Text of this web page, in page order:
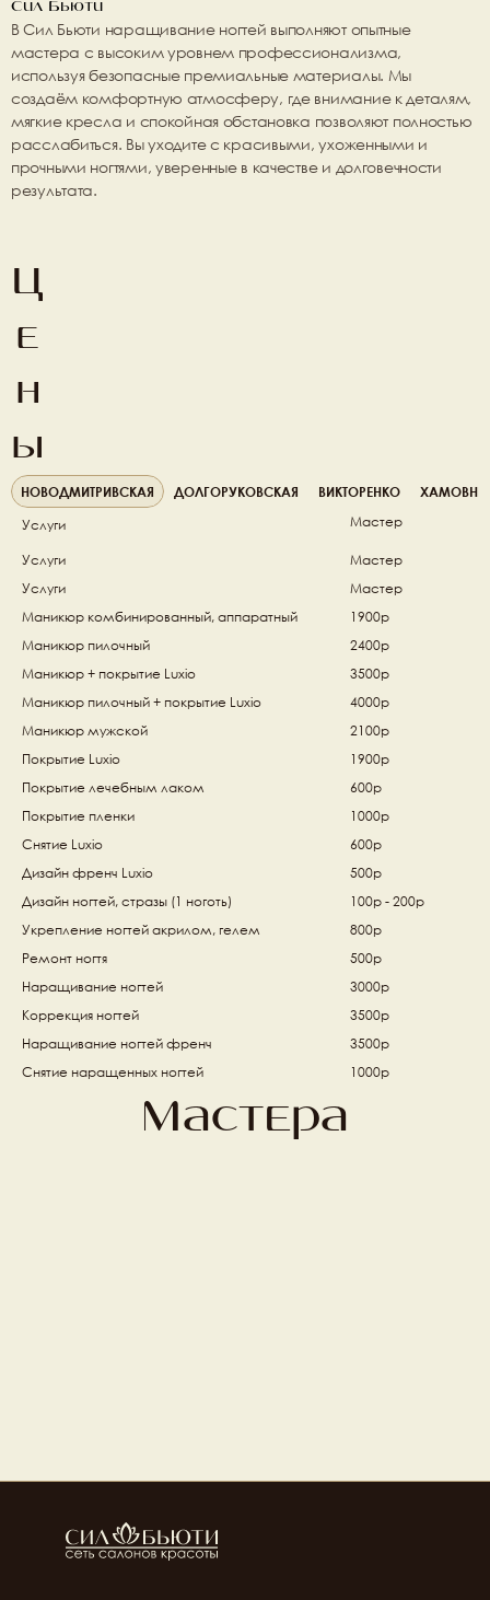
Сил Бьюти
В Сил Бьюти наращивание ногтей выполняют опытные
мастера с высоким уровнем профессионализма,
используя безопасные премиальные материалы. Мы
создаём комфортную атмосферу, где внимание к деталям,
мягкие кресла и спокойная обстановка позволяют полностью
расслабиться. Вы уходите с красивыми, ухоженными и
прочными ногтями, уверенные в качестве и долговечности
результата.
Ц
е
н
ы
НОВОДМИТРИВСКАЯ ДОЛГОРУКОВСКАЯ ВИКТОРЕНКО
Услуги Мастер
Услуги
Мастер
Услуги
Мастер
Маникюр комбинированный, аппаратный
1900р
Маникюр пилочный
2400р
Маникюр + покрытие Luxio
3500р
Маникюр пилочный + покрытие Luxio
4000р
Маникюр мужской
2100р
Покрытие Luxio
1900р
Покрытие лечебным лаком
600р
Покрытие пленки
1000р
Снятие Luxio
600р
Дизайн френч Luxio
500р
Дизайн ногтей, стразы (1 ноготь)
100р - 200р
Укрепление ногтей акрилом, гелем
800р
Ремонт ногтя
500р
Наращивание ногтей
3000р
Коррекция ногтей
3500р
Наращивание ногтей френч
3500р
Снятие наращенных ногтей
1000р
Мастера
Мастер ногтевого сервиса
Топ мастер ногтевого